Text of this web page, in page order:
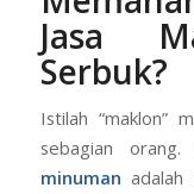
Jasa
Serbuk?
Istilah “maklon”
sebagian
minuman adalah